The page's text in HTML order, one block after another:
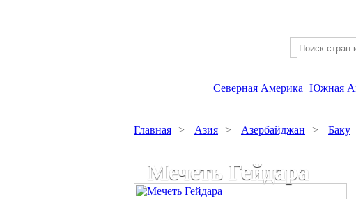
Северная Америка Южная
Главная > Азия > Азербайджан > Баку
Мечеть Гейдара